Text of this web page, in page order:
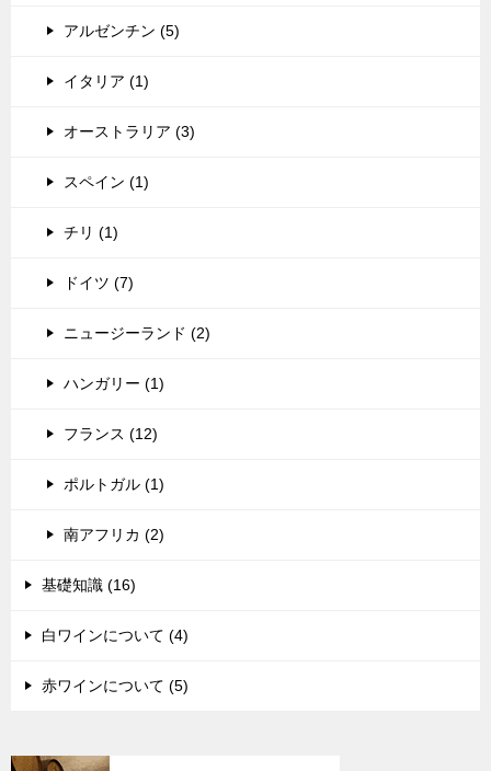
アルゼンチン (5)
イタリア (1)
オーストラリア (3)
スペイン (1)
チリ (1)
ドイツ (7)
ニュージーランド (2)
ハンガリー (1)
フランス (12)
ポルトガル (1)
南アフリカ (2)
基礎知識 (16)
白ワインについて (4)
赤ワインについて (5)